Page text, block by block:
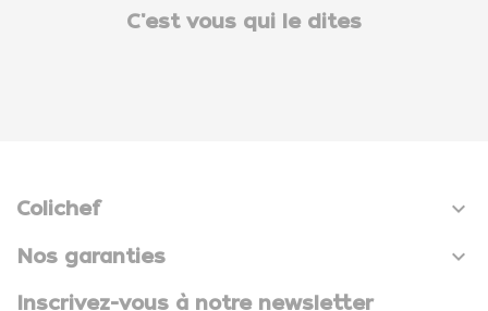
C'est vous qui le dites
Colichef 
Nos garanties 
Inscrivez-vous à notre newsletter